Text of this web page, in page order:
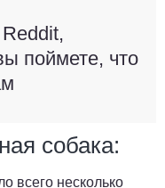
поймете, что
собака:
всего несколько